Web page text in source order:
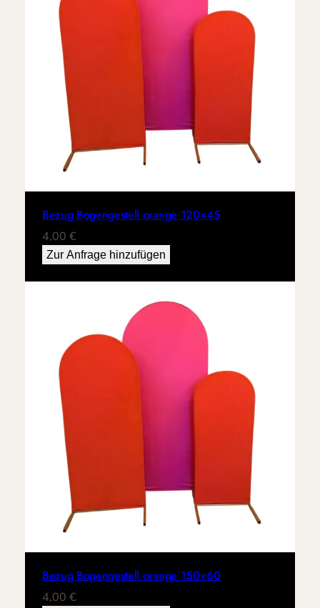
Bezug Bogengestell orange 120×45
4,00 €
Zur Anfrage hinzufügen
Bezug Bogengestell orange 150×60
4,00 €